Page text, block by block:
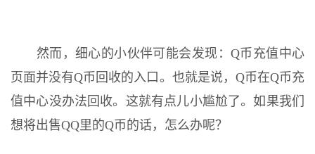
然而，细心的小伙伴可能会发现：Q币充值中心
页面并没有Q币回收的入口。也就是说，Q币在Q币充
值中心没办法回收。这就有点儿小尴尬了。如果我们
想将出售QQ里的Q币的话，怎么办呢？